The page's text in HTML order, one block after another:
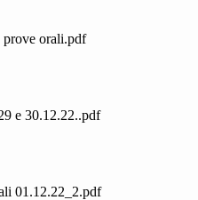
prove orali.pdf
e 30.12.22..pdf
01.12.22_2.pdf